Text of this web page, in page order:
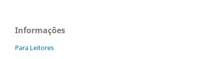
Informações
Para Leitores